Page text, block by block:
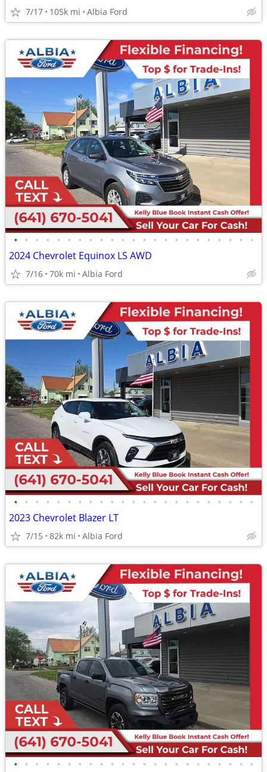
7/17 105k mi Albia Ford
• • • • • • • • • • • • • • • • • • • • • • •
2024 Chevrolet Equinox LS AWD
7/16 70k mi Albia Ford
• • • • • • • • • • • • • • • • • • • • • • •
2023 Chevrolet Blazer LT
7/15 82k mi Albia Ford
• • • • • • • • • • • • • • • • • • • • • • •